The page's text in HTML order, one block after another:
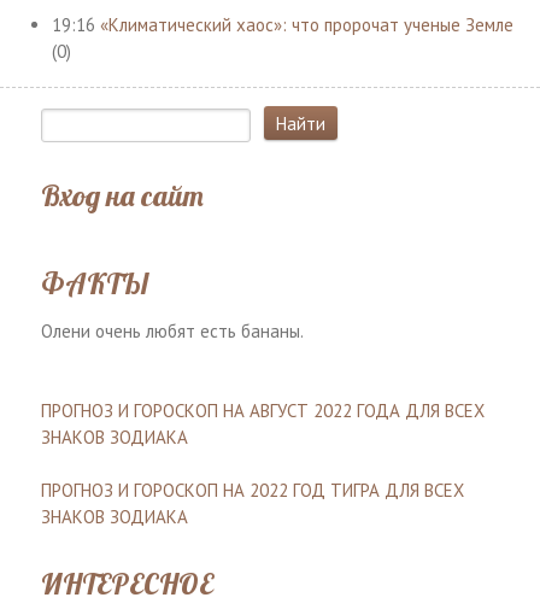
19:16 «Климатический хаос»: что пророчат ученые Земле
(0)
Вход на сайт
ФАКТЫ
Олени очень любят есть бананы.
ПРОГНОЗ И ГОРОСКОП НА АВГУСТ 2022 ГОДА ДЛЯ ВСЕХ
ЗНАКОВ ЗОДИАКА
ПРОГНОЗ И ГОРОСКОП НА 2022 ГОД ТИГРА ДЛЯ ВСЕХ
ЗНАКОВ ЗОДИАКА
ИНТЕРЕСНОЕ